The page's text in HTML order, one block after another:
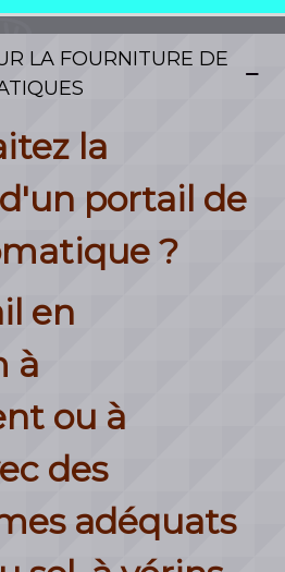
LA FOURNITURE DE
la
portail de
?
en
à
ou à
des
adéquats